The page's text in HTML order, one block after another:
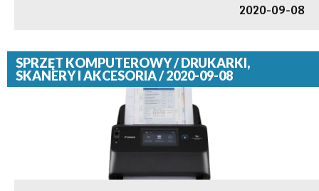
2020-09-08
SPRZĘT KOMPUTEROWY / DRUKARKI,
SKANERY I AKCESORIA / 2020-09-08